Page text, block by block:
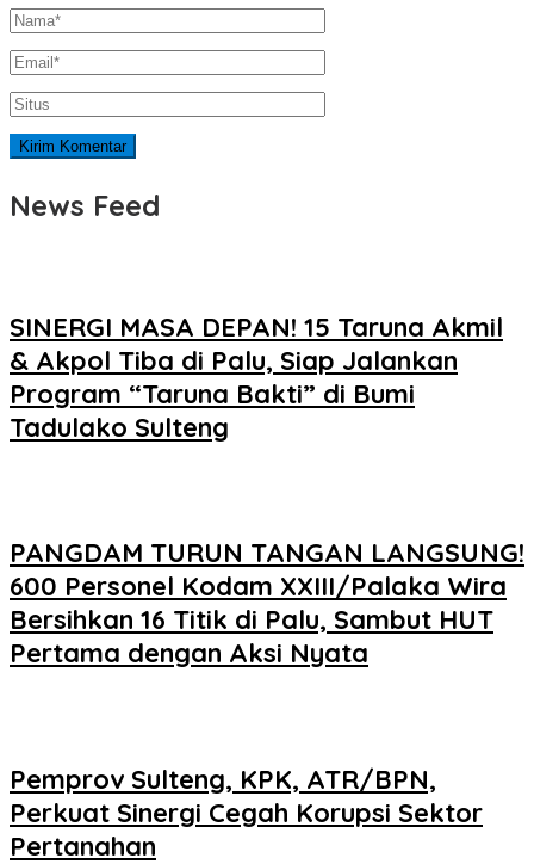
News Feed
SINERGI MASA DEPAN! 15 Taruna Akmil
& Akpol Tiba di Palu, Siap Jalankan
Program “Taruna Bakti” di Bumi
Tadulako Sulteng
PANGDAM TURUN TANGAN LANGSUNG!
600 Personel Kodam XXIII/Palaka Wira
Bersihkan 16 Titik di Palu, Sambut HUT
Pertama dengan Aksi Nyata
Pemprov Sulteng, KPK, ATR/BPN,
Perkuat Sinergi Cegah Korupsi Sektor
Pertanahan